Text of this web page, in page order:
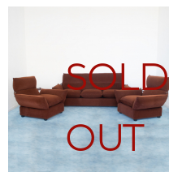
SOLD
OUT